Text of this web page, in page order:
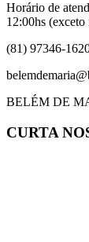
Horário de
12:00hs (exceto
(81) 97346-
BELÉM DE
CURTA